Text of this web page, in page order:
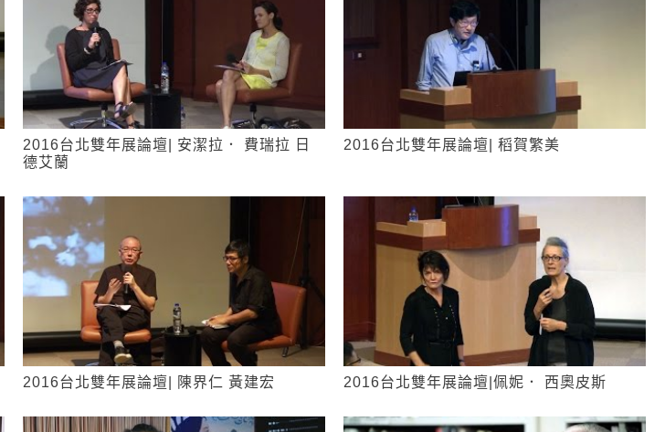
2016台北雙年展論壇| 安潔拉． 費瑞拉 日
德艾蘭
2016台北雙年展論壇| 稻賀繁美
2016台北雙年展論壇| 陳界仁 黃建宏 2016台北雙年展論壇|佩妮． 西奧皮斯